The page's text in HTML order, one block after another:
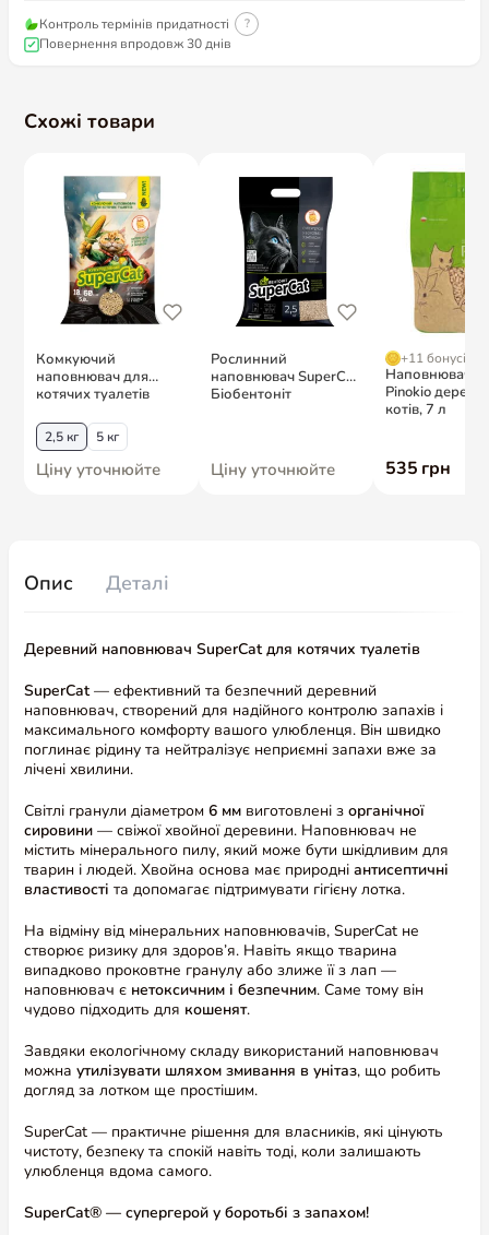
Контроль термінів придатності ?
Повернення впродовж 30 днів
Схожі товари
Опис Деталі
Деревний наповнювач SuperCat для котячих туалетів
SuperCat— ефективний та безпечний деревний
наповнювач, створений для надійного контролю запахів і
максимального комфорту вашого улюбленця. Він швидко
поглинає рідину та нейтралізує неприємні запахи вже за
лічені хвилини.
Світлі гранули діаметром 6 мм виготовлені з органічної
сировини — свіжої хвойної деревини. Наповнювач не
містить мінерального пилу, який може бути шкідливим для
тварин і людей. Хвойна основа має природні антисептичні
властивості та допомагає підтримувати гігієну лотка.
На відміну від мінеральних наповнювачів, SuperCat не
створює ризику для здоров’я. Навіть якщо тварина
випадково проковтне гранулу або злиже її з лап —
наповнювач є нетоксичним і безпечним. Саме тому він
чудово підходить для кошенят.
Завдяки екологічному складу використаний наповнювач
можна утилізувати шляхом змивання в унітаз, що робить
догляд за лотком ще простішим.
SuperCat — практичне рішення для власників, які цінують
чистоту, безпеку та спокій навіть тоді, коли залишають
улюбленця вдома самого.
SuperCat® — супергерой у боротьбі з запахом!